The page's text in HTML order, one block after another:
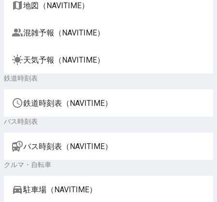
地図（NAVITIME）
混雑予報（NAVITIME）
天気予報（NAVITIME）
鉄道時刻表
鉄道時刻表（NAVITIME）
バス時刻表
バス時刻表（NAVITIME）
クルマ・自転車
駐車場（NAVITIME）